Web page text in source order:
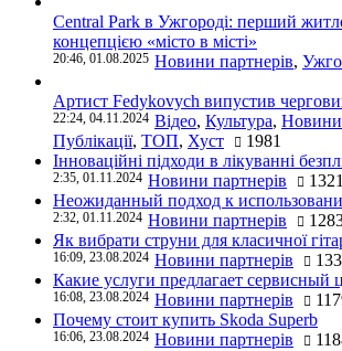
Central Park в Ужгороді: перший
концепцією «місто в місті»
20:46, 01.08.2025 Новини партнерів,
Артист Fedykovych випустив
22:24, 04.11.2024 Відео, Культура, Новини
Публікації, ТОП, Хуст
1981
Інноваційні підходи в лікуванні
2:35, 01.11.2024 Новини партнерів
1321
Неожиданный подход к
2:32, 01.11.2024 Новини партнерів
Як вибрати струни для класичної
16:09, 23.08.2024 Новини партнерів
Какие услуги предлагает сервисный
16:08, 23.08.2024 Новини партнерів
Почему стоит купить Skoda Superb
16:06, 23.08.2024 Новини партнерів